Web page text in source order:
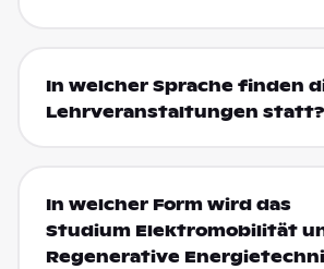
In welcher Sprache finden
Lehrveranstaltungen statt?
In welcher Form wird das
Studium Elektromobilität
Regenerative